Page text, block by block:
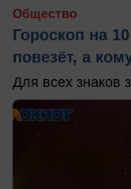
Общество
Гороскоп на
повезёт, а
Для всех знаков